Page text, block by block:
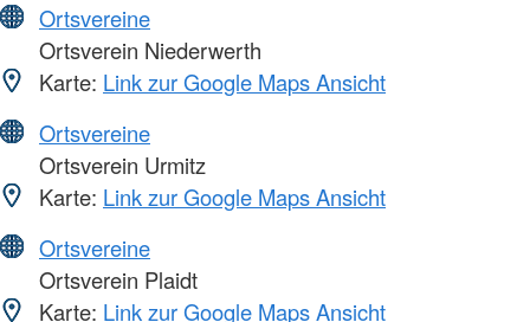
Ortsvereine
Ortsverein Niederwerth
Karte: Link zur Google Maps Ansicht
Ortsvereine
Ortsverein Urmitz
Karte: Link zur Google Maps Ansicht
Ortsvereine
Ortsverein Plaidt
Karte: Link zur Google Maps Ansicht